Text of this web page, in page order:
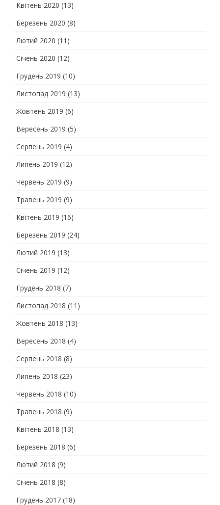
Квітень 2020 (13)
Березень 2020 (8)
Лютий 2020 (11)
Січень 2020 (12)
Грудень 2019 (10)
Листопад 2019 (13)
Жовтень 2019 (6)
Вересень 2019 (5)
Серпень 2019 (4)
Липень 2019 (12)
Червень 2019 (9)
Травень 2019 (9)
Квітень 2019 (16)
Березень 2019 (24)
Лютий 2019 (13)
Січень 2019 (12)
Грудень 2018 (7)
Листопад 2018 (11)
Жовтень 2018 (13)
Вересень 2018 (4)
Серпень 2018 (8)
Липень 2018 (23)
Червень 2018 (10)
Травень 2018 (9)
Квітень 2018 (13)
Березень 2018 (6)
Лютий 2018 (9)
Січень 2018 (8)
Грудень 2017 (18)